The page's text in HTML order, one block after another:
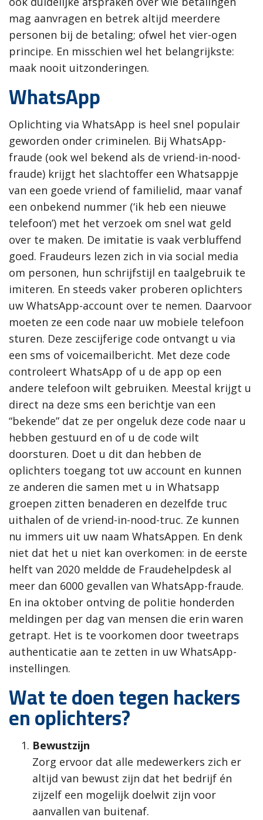
mag aanvragen en betrek altijd meerdere
personen bij de betaling; ofwel het vier-ogen
principe. En misschien wel het belangrijkste:
maak nooit uitzonderingen.
WhatsApp
Oplichting via WhatsApp is heel snel populair
geworden onder criminelen. Bij WhatsApp-
fraude (ook wel bekend als de vriend-in-nood-
fraude) krijgt het slachtoffer een Whatsappje
van een goede vriend of familielid, maar vanaf
een onbekend nummer (‘ik heb een nieuwe
telefoon’) met het verzoek om snel wat geld
over te maken. De imitatie is vaak verbluffend
goed. Fraudeurs lezen zich in via social media
om personen, hun schrijfstijl en taalgebruik te
imiteren. En steeds vaker proberen oplichters
uw WhatsApp-account over te nemen. Daarvoor
moeten ze een code naar uw mobiele telefoon
sturen. Deze zescijferige code ontvangt u via
een sms of voicemailbericht. Met deze code
controleert WhatsApp of u de app op een
andere telefoon wilt gebruiken. Meestal krijgt u
direct na deze sms een berichtje van een
“bekende” dat ze per ongeluk deze code naar u
hebben gestuurd en of u de code wilt
doorsturen. Doet u dit dan hebben de
oplichters toegang tot uw account en kunnen
ze anderen die samen met u in Whatsapp
groepen zitten benaderen en dezelfde truc
uithalen of de vriend-in-nood-truc. Ze kunnen
nu immers uit uw naam WhatsAppen. En denk
niet dat het u niet kan overkomen: in de eerste
helft van 2020 meldde de Fraudehelpdesk al
meer dan 6000 gevallen van WhatsApp-fraude.
En ina oktober ontving de politie honderden
meldingen per dag van mensen die erin waren
getrapt. Het is te voorkomen door tweetraps
authenticatie aan te zetten in uw WhatsApp-
instellingen.
Wat te doen tegen hackers
en oplichters?
Bewustzijn
Zorg ervoor dat alle medewerkers zich er
altijd van bewust zijn dat het bedrijf én
zijzelf een mogelijk doelwit zijn voor
aanvallen van buitenaf.